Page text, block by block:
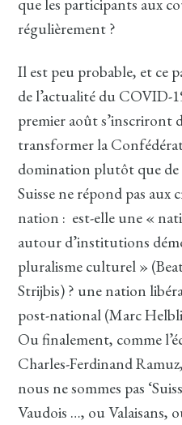
que les participants aux
régulièrement ?
Il est peu probable, et ce
de l’actualité du COVID-
premier août s’inscriront
transformer la
domination plutôt que de
Suisse ne répond pas aux
nation : est-elle une «
autour d’institutions
pluralisme culturel »
Strijbis) ? une nation
post-national (Marc
Ou finalement, comme
Charles-Ferdinand
nous ne sommes pas
Vaudois …, ou Valaisans,